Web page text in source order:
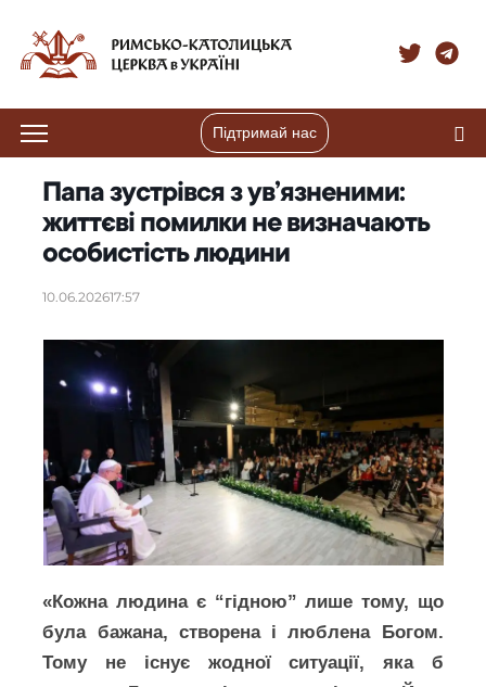
Підтримай нас
Папа зустрівся з ув’язненими:
життєві помилки не визначають
особистість людини
10.06.202617:57
«Кожна людина є “гідною” лише тому, що
була бажана, створена і люблена Богом.
Тому не існує жодної ситуації, яка б